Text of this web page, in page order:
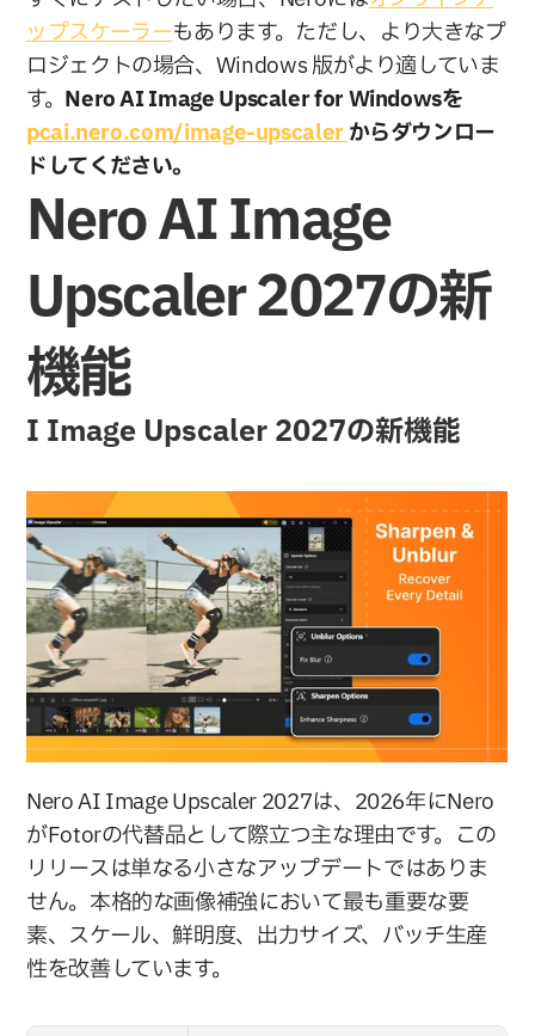
ップスケーラーもあります。ただし、より大きなプ
ロジェクトの場合、Windows 版がより適していま
す。
pcai.nero.com/image-upscaler からダウンロー
ドしてください。
Nero AI Image
Upscaler 2027の新
機能
I Image Upscaler 2027の新機能
Nero AI Image Upscaler 2027は、2026年にNero
がFotorの代替品として際立つ主な理由です。この
リリースは単なる小さなアップデートではありま
せん。本格的な画像補強において最も重要な要
素、スケール、鮮明度、出力サイズ、バッチ生産
性を改善しています。